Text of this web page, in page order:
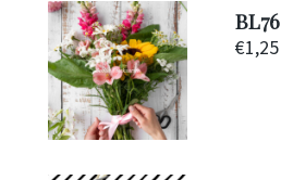
BL76
€1,25